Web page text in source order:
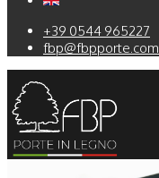
+39 0544 965227
fbp@fbpporte.com